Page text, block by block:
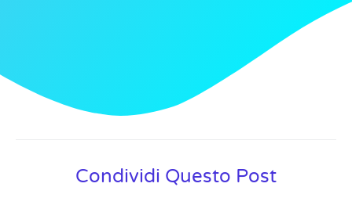
Condividi Questo Post